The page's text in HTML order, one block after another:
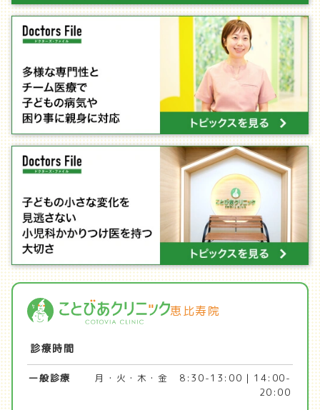
恵比寿院
診療時間
一般診療 月・火・木・金
8:30-13:00 | 14:00-
20:00